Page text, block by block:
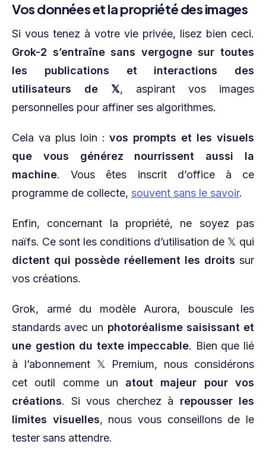
Vos données et la propriété des images
Si vous tenez à votre vie privée, lisez bien ceci.
Grok-2 s’entraîne sans vergogne sur toutes
les publications et interactions des
utilisateurs de 𝕏, aspirant vos images
personnelles pour affiner ses algorithmes.
Cela va plus loin :vos prompts et les visuels
que vous générez nourrissent aussi la
machine. Vous êtes inscrit d’office à ce
programme de collecte, souvent sans le savoir.
Enfin, concernant la propriété, ne soyez pas
naïfs. Ce sont les conditions d’utilisation de 𝕏 qui
dictent qui possède réellement les droits sur
vos créations.
Grok, armé du modèle Aurora, bouscule les
standards avec un photoréalisme saisissant et
une gestion du texte impeccable. Bien que lié
à l’abonnement 𝕏 Premium, nous considérons
cet outil comme un atout majeur pour vos
créations. Si vous cherchez à repousser les
limites visuelles, nous vous conseillons de le
tester sans attendre.